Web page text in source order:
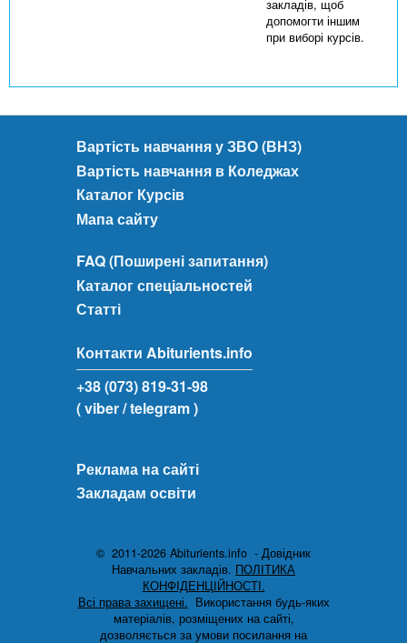
закладів, щоб
допомогти іншим
при виборі курсів.
Вартість навчання у ЗВО (ВНЗ)
Вартість навчання в Коледжах
Каталог Курсів
Мапа сайту
FAQ (Поширені запитання)
Каталог спеціальностей
Статті
Контакти Abiturients.info
+38 (073) 819-31-98
( viber/ telegram )
Реклама на сайті
Закладам освіти
© 2011-2026 Abiturients.info - Довідник
Навчальних закладів. ПОЛІТИКА
КОНФІДЕНЦІЙНОСТІ.
Всі права захищені. Використання будь-яких
матеріалів, розміщених на сайті,
дозволяється за умови посилання на